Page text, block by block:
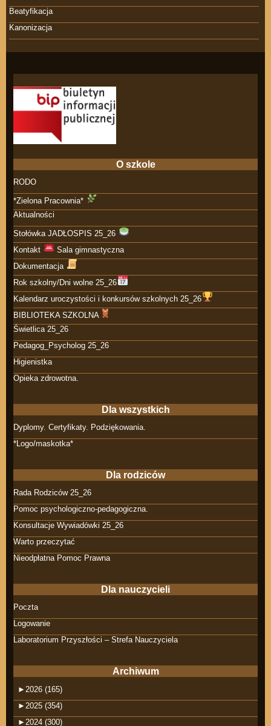
Beatyfikacja
Kanonizacja
O szkole
RODO
*Zielona Pracownia*
Aktualności
Stołówka JADŁOSPIS 25_26
Kontakt
Sala gimnastyczna
Dokumentacja
Rok szkolny/Dni wolne 25_26
Kalendarz uroczystości i konkursów szkolnych 25_26
BIBLIOTEKA SZKOLNA
Świetlica 25_26
Pedagog_Psycholog 25_26
Higienistka
Opieka zdrowotna.
Dla wszystkich
Dyplomy. Certyfikaty. Podziękowania.
*Logo/maskotka*
Dla rodziców
Rada Rodziców 25_26
Pomoc psychologiczno-pedagogiczna.
Konsultacje Wywiadówki 25_26
Warto przeczytać
Nieodpłatna Pomoc Prawna
Dla nauczycieli
Poczta
Logowanie
Laboratorium Przyszłości – Strefa Nauczyciela
Archiwum
► 2026 (165)
► 2025 (354)
► 2024 (300)